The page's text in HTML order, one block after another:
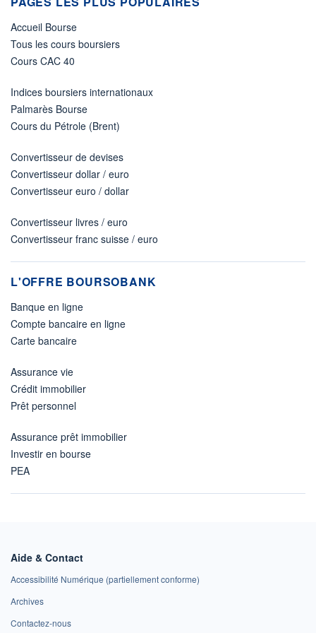
Accueil Bourse
Tous les cours boursiers
Cours CAC 40
Indices boursiers internationaux
Palmarès Bourse
Cours du Pétrole (Brent)
Convertisseur de devises
Convertisseur dollar / euro
Convertisseur euro / dollar
Convertisseur livres / euro
Convertisseur franc suisse / euro
L'OFFRE BOURSOBANK
Banque en ligne
Compte bancaire en ligne
Carte bancaire
Assurance vie
Crédit immobilier
Prêt personnel
Assurance prêt immobilier
Investir en bourse
PEA
Aide & Contact
Accessibilité Numérique (partiellement conforme)
Archives
Contactez-nous